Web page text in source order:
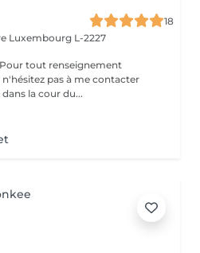
18
Luxembourg L-2227
tout renseignement
pas à me contacter
la cour du...